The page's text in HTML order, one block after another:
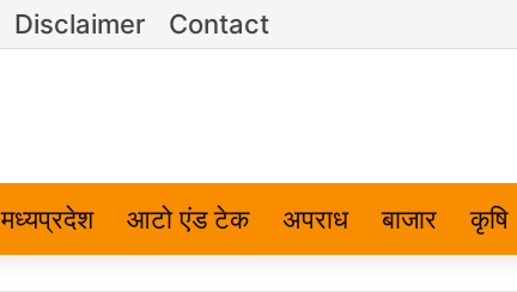
Disclaimer Contact
मध्यप्रदेश आटो एंड टेक अपराध बाजार कृषि